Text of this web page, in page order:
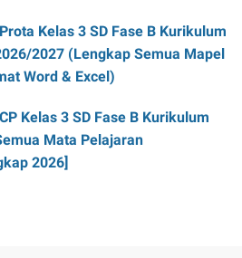
Kelas 3 SD Fase B Kurikulum
2027 (Lengkap Semua Mapel
Word & Excel)
Kelas 3 SD Fase B Kurikulum
Mata Pelajaran
2026]